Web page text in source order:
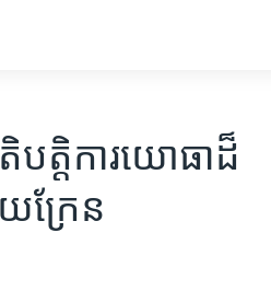
ត្តិការ​យោធា​ដ៏​
ក្រែន